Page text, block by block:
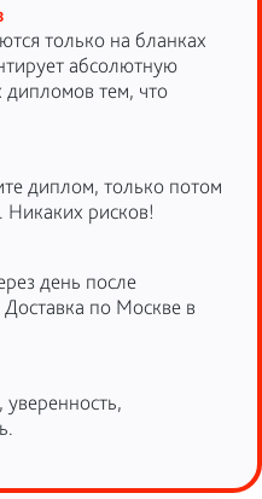
только на бланках
абсолютную
дипломов тем, что
диплом, только потом
Никаких рисков!
день после
по Москве в